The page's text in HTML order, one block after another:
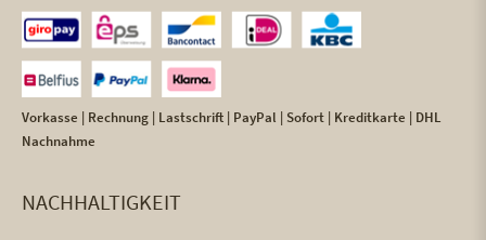
Vorkasse | Rechnung | Lastschrift | PayPal | Sofort | Kreditkarte | DHL
Nachnahme
NACHHALTIGKEIT